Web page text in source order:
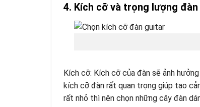
4. Kích cỡ và trọng lượng
Kích cỡ: Kích cỡ của đàn sẽ ảnh
kích cỡ đàn rất quan trọng giúp tạo
rất nhỏ thì nên chọn những cây đàn